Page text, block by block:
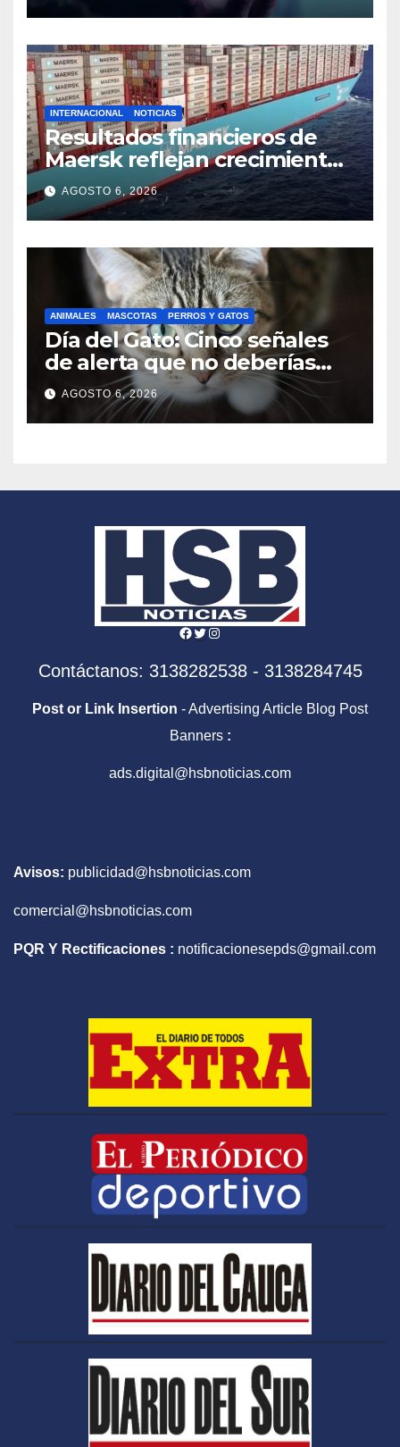
INTERNACIONAL NOTICIAS
Resultados financieros de
Maersk reflejan crecimiento
logístico en medio de un
mercado desafiante
AGOSTO 6, 2026
ANIMALES MASCOTAS PERROS Y GATOS
Día del Gato: Cinco señales
de alerta que no deberías
ignorar sobre su bienestar
AGOSTO 6, 2026
Facebook
Twitter
Instagram
Contáctanos: 3138282538 - 3138284745
Post or Link Insertion - Advertising Article Blog Post
Banners :
ads.digital@hsbnoticias.com
Avisos: publicidad@hsbnoticias.com
comercial@hsbnoticias.com
PQR Y Rectificaciones : notificacionesepds@gmail.com